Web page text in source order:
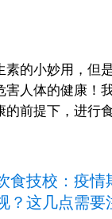
素的小妙用，但
害人体的健康！
前提下，进行
食技校：疫情
？这几点需要